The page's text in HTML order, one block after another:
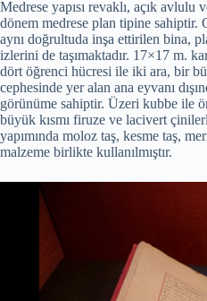
Medrese yapısı revaklı, açık avlulu
dönem medrese plan tipine sahiptir.
aynı doğrultuda inşa ettirilen bina,
izlerini de taşımaktadır. 17×17 m.
dört öğrenci hücresi ile iki ara, bir
cephesinde yer alan ana eyvanı
görünüme sahiptir. Üzeri kubbe ile
büyük kısmı firuze ve lacivert
yapımında moloz taş, kesme taş,
malzeme birlikte kullanılmıştır.